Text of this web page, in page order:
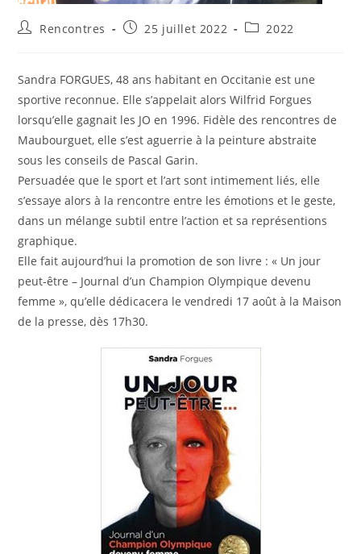
Auteur/autrice
publication :
Rencontres
Publication
25 juillet 2022
Post2022
Sandra FORGUES, 48 ans habitant en Occitanie est une
sportive reconnue. Elle s’appelait alors Wilfrid Forgues
lorsqu’elle gagnait les JO en 1996. Fidèle des rencontres de
Maubourguet, elle s’est aguerrie à la peinture abstraite
sous les conseils de Pascal Garin.
Persuadée que le sport et l’art sont intimement liés, elle
s’essaye alors à la rencontre entre les émotions et le geste,
dans un mélange subtil entre l’action et sa représentions
graphique.
Elle fait aujourd’hui la promotion de son livre : « Un jour
peut-être – Journal d’un Champion Olympique devenu
femme », qu’elle dédicacera le vendredi 17 août à la Maison
de la presse, dès 17h30.